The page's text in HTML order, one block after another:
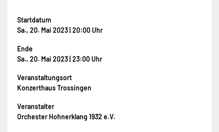
Startdatum
Sa., 20. Mai 2023 | 20:00 Uhr
Ende
Sa., 20. Mai 2023 | 23:00 Uhr
Veranstaltungsort
Konzerthaus Trossingen
Veranstalter
Orchester Hohnerklang 1932 e.V.